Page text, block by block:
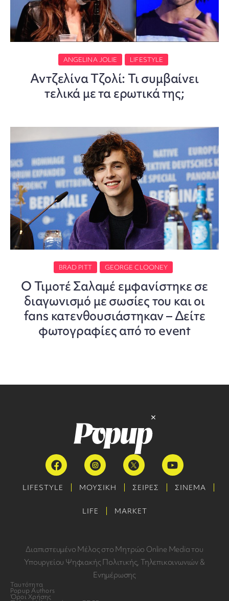
ANGELINA JOLIE LIFESTYLE
Αντζελίνα Τζολί: Τι συμβαίνει
τελικά με τα ερωτικά της;
BRAD PITT GEORGE CLOONEY
O Τιμοτέ Σαλαμέ εμφανίστηκε σε
διαγωνισμό με σωσίες του και οι
fans κατενθουσιάστηκαν – Δείτε
φωτογραφίες από το event
LIFESTYLE ΜΟΥΣΙΚΗ ΣΕΙΡΕΣ ΣΙΝΕΜΑ
LIFE MARKET
Διαπιστευμένο Μέλος στο Μητρώο Online Media του
Υπουργείου Ψηφιακής Πολιτικής, Τηλεπικοινωνιών &
Ενημέρωσης
Ταυτότητα
Popup Authors
Όροι Χρήσης